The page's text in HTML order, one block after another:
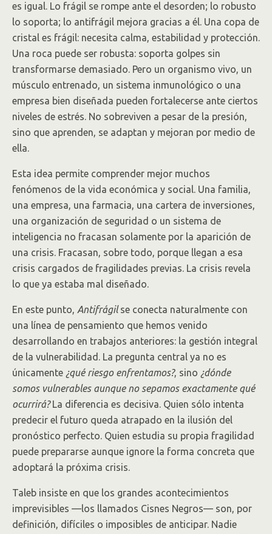
es igual. Lo frágil se rompe ante el desorden; lo robusto
lo soporta; lo antifrágil mejora gracias a él. Una copa de
cristal es frágil: necesita calma, estabilidad y protección.
Una roca puede ser robusta: soporta golpes sin
transformarse demasiado. Pero un organismo vivo, un
músculo entrenado, un sistema inmunológico o una
empresa bien diseñada pueden fortalecerse ante ciertos
niveles de estrés. No sobreviven a pesar de la presión,
sino que aprenden, se adaptan y mejoran por medio de
ella.
Esta idea permite comprender mejor muchos
fenómenos de la vida económica y social. Una familia,
una empresa, una farmacia, una cartera de inversiones,
una organización de seguridad o un sistema de
inteligencia no fracasan solamente por la aparición de
una crisis. Fracasan, sobre todo, porque llegan a esa
crisis cargados de fragilidades previas. La crisis revela
lo que ya estaba mal diseñado.
En este punto, Antifrágilse conecta naturalmente con
una línea de pensamiento que hemos venido
desarrollando en trabajos anteriores: la gestión integral
de la vulnerabilidad. La pregunta central ya no es
únicamente ¿qué riesgo enfrentamos?, sino ¿dónde
somos vulnerables aunque no sepamos exactamente qué
ocurrirá?La diferencia es decisiva. Quien sólo intenta
predecir el futuro queda atrapado en la ilusión del
pronóstico perfecto. Quien estudia su propia fragilidad
puede prepararse aunque ignore la forma concreta que
adoptará la próxima crisis.
Taleb insiste en que los grandes acontecimientos
imprevisibles —los llamados Cisnes Negros— son, por
definición, difíciles o imposibles de anticipar. Nadie